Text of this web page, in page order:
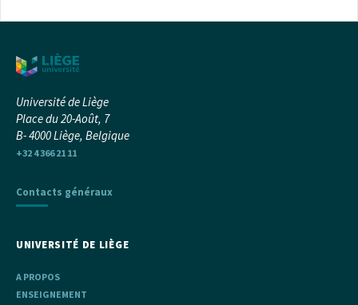
Université de Liège
Place du 20-Août, 7
B- 4000 Liège, Belgique
+32 4 366 21 11
Contacts généraux
UNIVERSITÉ DE LIÈGE
A PROPOS
ENSEIGNEMENT